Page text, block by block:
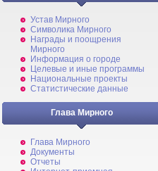
Устав Мирного
Символика Мирного
Награды и поощрения
Мирного
Информация о городе
Целевые и иные программы
Национальные проекты
Статистические данные
Глава Мирного
Глава Мирного
Документы
Отчеты